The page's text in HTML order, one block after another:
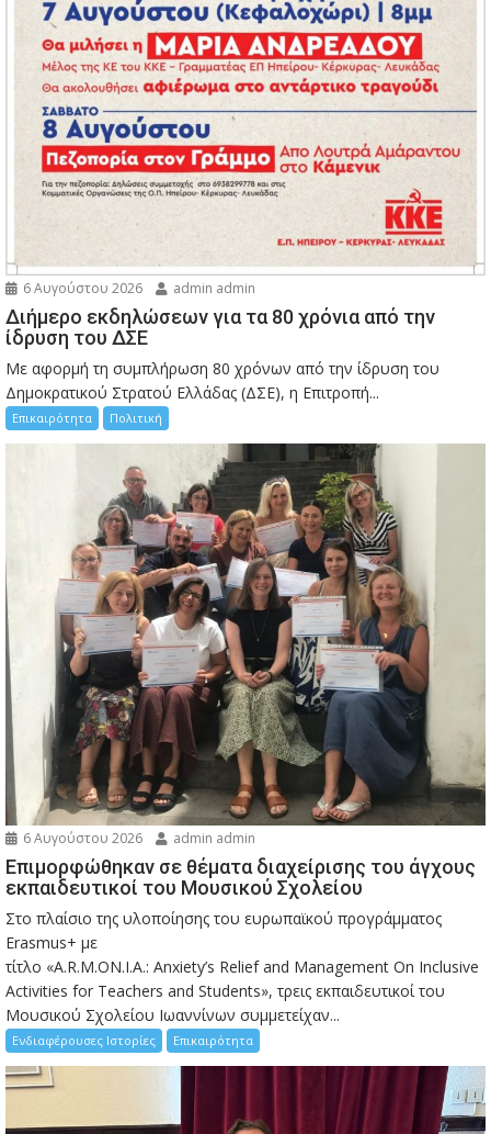
6 Αυγούστου 2026 admin admin
Διήμερο εκδηλώσεων για τα 80 χρόνια από την
ίδρυση του ΔΣΕ
Με αφορμή τη συμπλήρωση 80 χρόνων από την ίδρυση του
Δημοκρατικού Στρατού Ελλάδας (ΔΣΕ), η Επιτροπή...
Επικαιρότητα Πολιτική
6 Αυγούστου 2026 admin admin
Eπιμορφώθηκαν σε θέματα διαχείρισης του άγχους
εκπαιδευτικοί του Μουσικού Σχολείου
Στο πλαίσιο της υλοποίησης του ευρωπαϊκού προγράμματος
Erasmus+ με
τίτλο «A.R.M.ON.I.A.: Anxiety’s Relief and Management On Inclusive
Activities for Teachers and Students», τρεις εκπαιδευτικοί του
Μουσικού Σχολείου Ιωαννίνων συμμετείχαν...
Ενδιαφέρουσες Ιστορίες Επικαιρότητα